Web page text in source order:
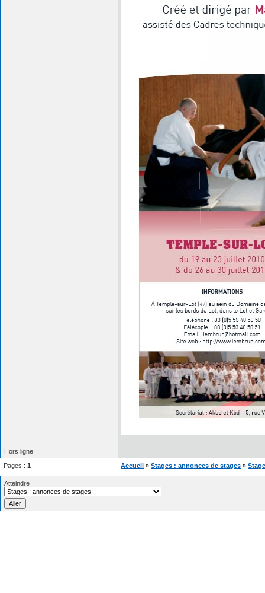
Hors ligne
Pages : 1 Accueil » Stages : annonces de stages »
Atteindre